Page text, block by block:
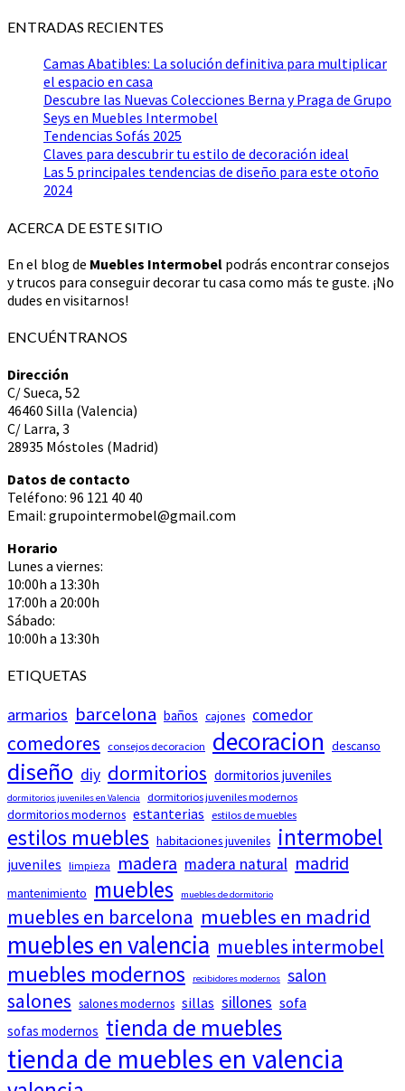
ENTRADAS RECIENTES
Camas Abatibles: La solución definitiva para multiplicar
el espacio en casa
Descubre las Nuevas Colecciones Berna y Praga de Grupo
Seys en Muebles Intermobel
Tendencias Sofás 2025
Claves para descubrir tu estilo de decoración ideal
Las 5 principales tendencias de diseño para este otoño
2024
ACERCA DE ESTE SITIO
En el blog de Muebles Intermobel podrás encontrar consejos
y trucos para conseguir decorar tu casa como más te guste. ¡No
dudes en visitarnos!
ENCUÉNTRANOS
Dirección
C/ Sueca, 52
46460 Silla (Valencia)
C/ Larra, 3
28935 Móstoles (Madrid)
Datos de contacto
Teléfono: 96 121 40 40
Email: grupointermobel@gmail.com
Horario
Lunes a viernes:
10:00h a 13:30h
17:00h a 20:00h
Sábado:
10:00h a 13:30h
ETIQUETAS
armarios barcelona baños cajones comedor
comedores consejos decoracion decoracion descanso
diseño diy dormitorios dormitorios juveniles
dormitorios juveniles en Valencia dormitorios juveniles modernos
dormitorios modernos estanterias estilos de muebles
estilos muebles habitaciones juveniles intermobel
juveniles limpieza madera madera natural madrid
mantenimiento muebles muebles de dormitorio
muebles en barcelona muebles en madrid
muebles en valencia muebles intermobel
muebles modernos recibidores modernos salon
salones salones modernos sillas sillones sofa
sofas modernos tienda de muebles
tienda de muebles en valencia